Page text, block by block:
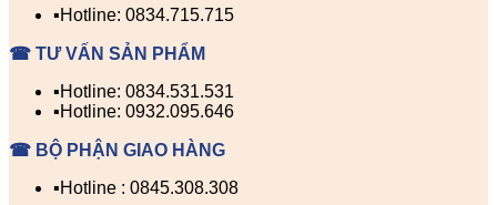
▪️Hotline: 0834.715.715
☎ TƯ VẤN SẢN PHẨM
▪️Hotline: 0834.531.531
▪️Hotline: 0932.095.646
☎ BỘ PHẬN GIAO HÀNG
▪️Hotline : 0845.308.308